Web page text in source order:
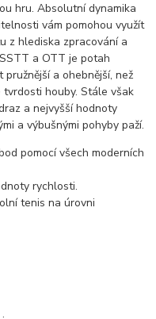
hru. Absolutní dynamika
vám pomohou využít
z hlediska zpracování a
a OTT je potah
pružnější a ohebnější, než
houby. Stále však
a nejvyšší hodnoty
a výbušnými pohyby paží.
pomocí všech moderních
rychlosti.
tenis na úrovni